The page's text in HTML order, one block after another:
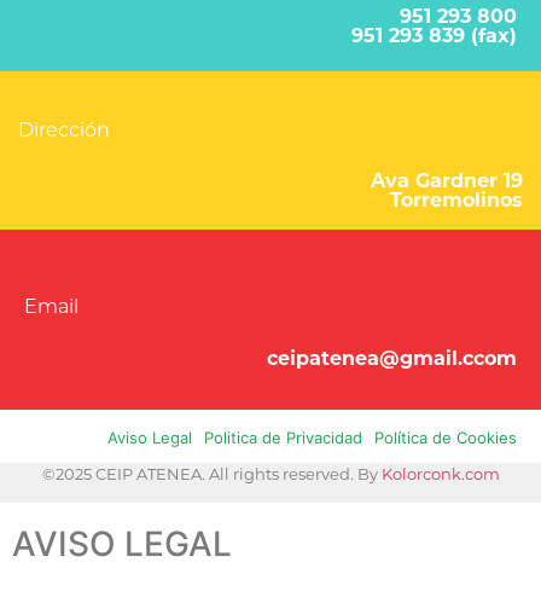
951 293 800
951 293 839 (fax)
Dirección
Ava Gardner 19
Torremolinos
Email
ceipatenea@gmail.ccom
Aviso Legal Politica de Privacidad
Política de Cookies
©2025 CEIP ATENEA. All rights reserved. By Kolorconk.com
AVISO LEGAL